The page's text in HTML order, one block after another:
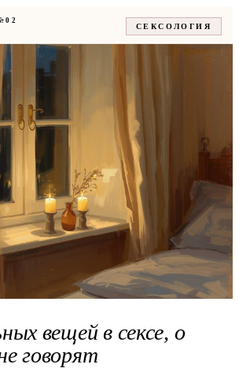
СЕКСОЛОГИЯ
вещей в сексе, о
говорят